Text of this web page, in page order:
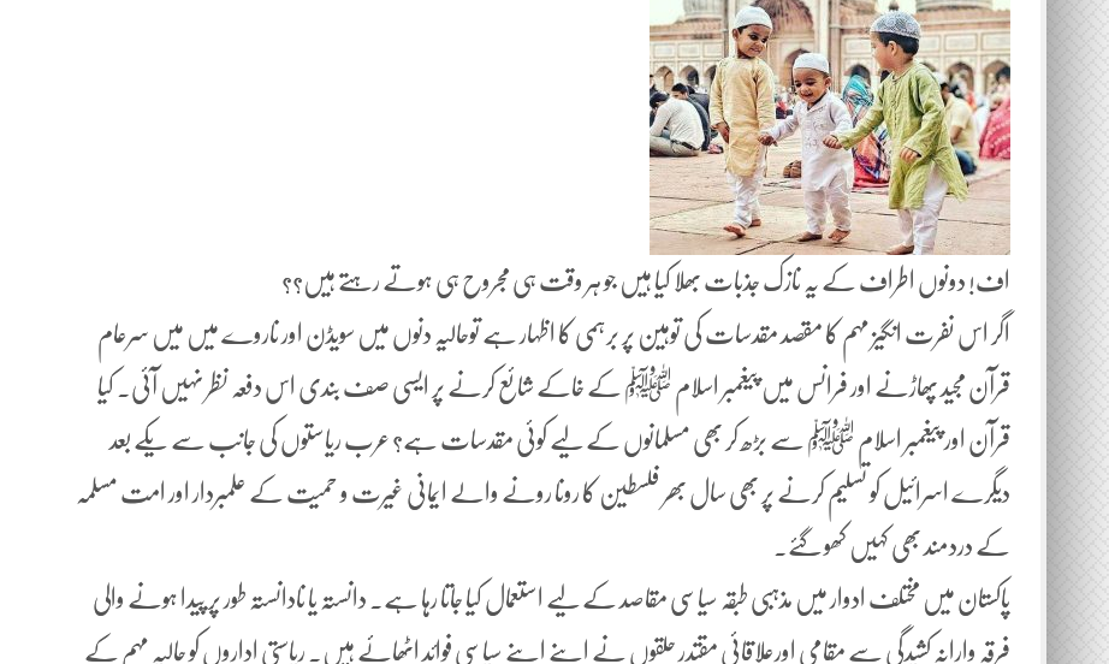
اف! دونوں اطراف کے یہ نازک جذبات بھلا کیا ہیں جو ہر وقت ہی مجروح ہی ہوتے رہتے ہیں؟؟
اگر اس نفرت انگیز مہم کا مقصد مقدسات کی توہین پر برہمی کا اظہار ہے توحالیہ دنوں میں سویڈن اور ناروے میں میں سرعام
قرآن مجید پھاڑنے اور فرانس میں پیغمبر اسلام ﷺ کے خاکے شائع کرنے پر ایسی صف بندی اس دفعہ نظر نہیں آئی۔ کیا
قرآن اور پیغمبر اسلام ﷺ سے بڑھ کر بھی مسلمانوں کے لیے کوئی مقدسات ہے؟ عرب ریاستوں کی جانب سے یکے بعد
دیگرے اسرائیل کو تسلیم کرنے پر بھی سال بھر فلسطین کا رونا رونے والے ایمانی غیرت و حمیت کے علمبردار اور امت مسلمہ
کے دردمند بھی کہیں کھو گئے۔
پاکستان میں مختلف ادوار میں مذہبی طبقہ سیاسی مقاصد کے لیے استعمال کیا جاتا رہا ہے۔ دانستہ یا نادانستہ طور پر پیدا ہونے والی
فرقہ وارانہ کشیدگی سے مقامی اورعلاقائی مقتدر حلقوں نے اپنے اپنے سیاسی فوائد اٹھائے ہیں۔ ریاستی اداروں کو حالیہ مہم کے